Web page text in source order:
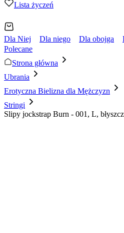
Lista życzeń
Dla Niej Dla niego Dla obojga
Polecane
Strona główna
Ubrania
Erotyczna Bielizna dla Mężczyzn
Stringi
Slipy jockstrap Burn - 001, L,